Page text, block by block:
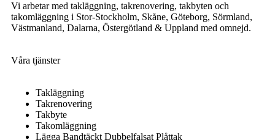
Vi arbetar med takläggning, takrenovering, takbyten och
takomläggning i Stor-Stockholm, Skåne, Göteborg, Sörmland,
Västmanland, Dalarna, Östergötland & Uppland med omnejd.
Våra tjänster
Takläggning
Takrenovering
Takbyte
Takomläggning
Lägga Bandtäckt Dubbelfalsat Plåttak